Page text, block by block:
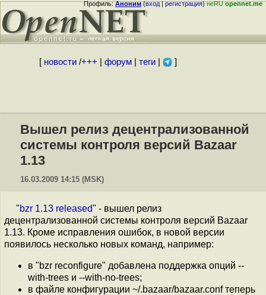
Профиль:Аноним(вход|регистрация)неRUopennet.me
[ новости/+++ форум| теги| ]
Вышел релиз децентрализованной
системы контроля версий Bazaar
1.13
16.03.2009 14:15 (MSK)
"bzr 1.13 released" - вышел релиз
децентрализованной системы контроля версий Bazaar
1.13. Кроме исправления ошибок, в новой версии
появилось несколько новых команд, например:
в "bzr reconfigure" добавлена поддержка опций --
with-trees и --with-no-trees;
в файле конфигурации ~/.bazaar/bazaar.conf теперь